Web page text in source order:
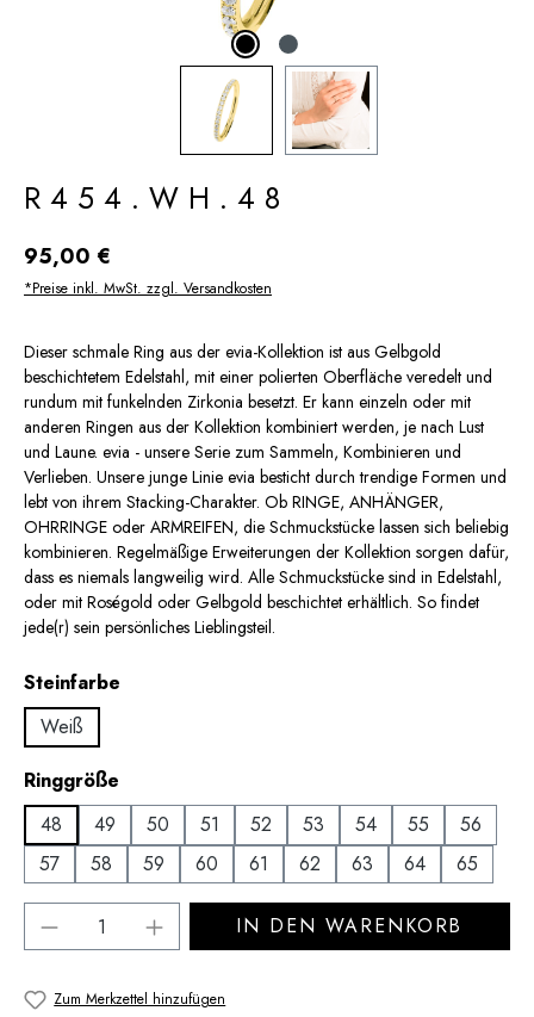
R454.WH.48
Regulärer Preis:
95,00 €
*Preise inkl. MwSt. zzgl. Versandkosten
Dieser schmale Ring aus der evia-Kollektion ist aus Gelbgold
beschichtetem Edelstahl, mit einer polierten Oberfläche veredelt und
rundum mit funkelnden Zirkonia besetzt. Er kann einzeln oder mit
anderen Ringen aus der Kollektion kombiniert werden, je nach Lust
und Laune. evia - unsere Serie zum Sammeln, Kombinieren und
Verlieben. Unsere junge Linie evia besticht durch trendige Formen und
lebt von ihrem Stacking-Charakter. Ob RINGE, ANHÄNGER,
OHRRINGE oder ARMREIFEN, die Schmuckstücke lassen sich beliebig
kombinieren. Regelmäßige Erweiterungen der Kollektion sorgen dafür,
dass es niemals langweilig wird. Alle Schmuckstücke sind in Edelstahl,
oder mit Roségold oder Gelbgold beschichtet erhältlich. So findet
jede(r) sein persönliches Lieblingsteil.
Steinfarbe
Weiß
Ringgröße
48
49 50 51 52 53 54 55
56
57
58 59 60 61 62 63 64 65
Produkt Anzahl: Gib den gewünschten
IN DEN WARENKORB
Zum Merkzettel hinzufügen